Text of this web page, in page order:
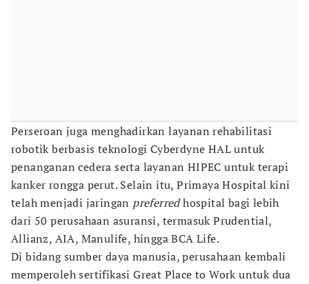
Perseroan juga menghadirkan layanan rehabilitasi
robotik berbasis teknologi Cyberdyne HAL untuk
penanganan cedera serta layanan HIPEC untuk terapi
kanker rongga perut. Selain itu, Primaya Hospital kini
telah menjadi jaringan preferredhospital bagi lebih
dari 50 perusahaan asuransi, termasuk Prudential,
Allianz, AIA, Manulife, hingga BCA Life.
Di bidang sumber daya manusia, perusahaan kembali
memperoleh sertifikasi Great Place to Work untuk dua